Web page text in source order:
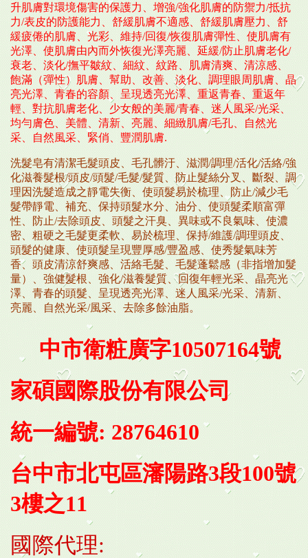
升肌膚對環境傷害的保護力、增強/強化肌膚的防禦力/抵抗
力/表皮的防護能力、舒緩肌膚不適感、舒緩肌膚壓力、舒
緩疲倦的肌膚、光彩、維持/回復/恢復肌膚彈性、使肌膚有
光澤、使肌膚由內而外恢復光澤亮麗、延緩/防止肌膚老化/
衰老、淡化/撫平皺紋、細紋、紋路、肌膚清爽、清涼感、
飽滿（彈性）肌膚、幫助、改善、淡化、調理眼周肌膚、晶
亮光澤、青春的容顏、呈現透亮光澤、重返青春、重返年
輕、對抗肌膚老化、少女般的美麗/青春、迷人風采/光采、
均勻膚色、美體、清新、亮麗、細緻肌膚/毛孔、自然光
采、自然風采、緊俏、豐潤肌膚.
洗髮皂有清潔毛髮頭皮、毛孔髒汙、滋潤/調理/活化/活絡/強
化滋養髮根/頭皮/頭髮/毛髮/髮質、防止髮絲分叉、斷裂、調
理因洗髮造成之靜電失衡、使頭髮易於梳理、防止/減少毛
髮帶靜電、補充、保持頭髮水分、油分、使頭髮柔順富彈
性、防止/去除頭皮、頭髮之汗臭、異味或不良氣味、使濃
密、粗硬之毛髮更柔軟、易於梳理、保持/維護/調理頭皮、
頭髮的健康、使頭髮呈現豐厚感/豐盈感、使秀髮氣味芳
香、頭皮清涼舒爽感、活絡毛髮、毛髮蓬鬆感（非指增加髮
量）、強健髮根、強化/滋養髮質、回復年輕光采、晶亮光
澤、青春的頭髮、呈現透亮光澤、迷人風采/光采、清新、
亮麗、自然光采/風采、去除多餘油脂。
中市衛粧廣字10507164號
家碩國際股份有限公司
統一編號: 28764610
台中市北屯區瀋陽路3段100號
3樓之11
國際代理: